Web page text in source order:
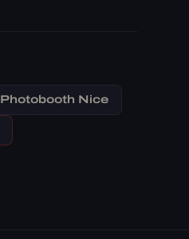
Photobooth Nice